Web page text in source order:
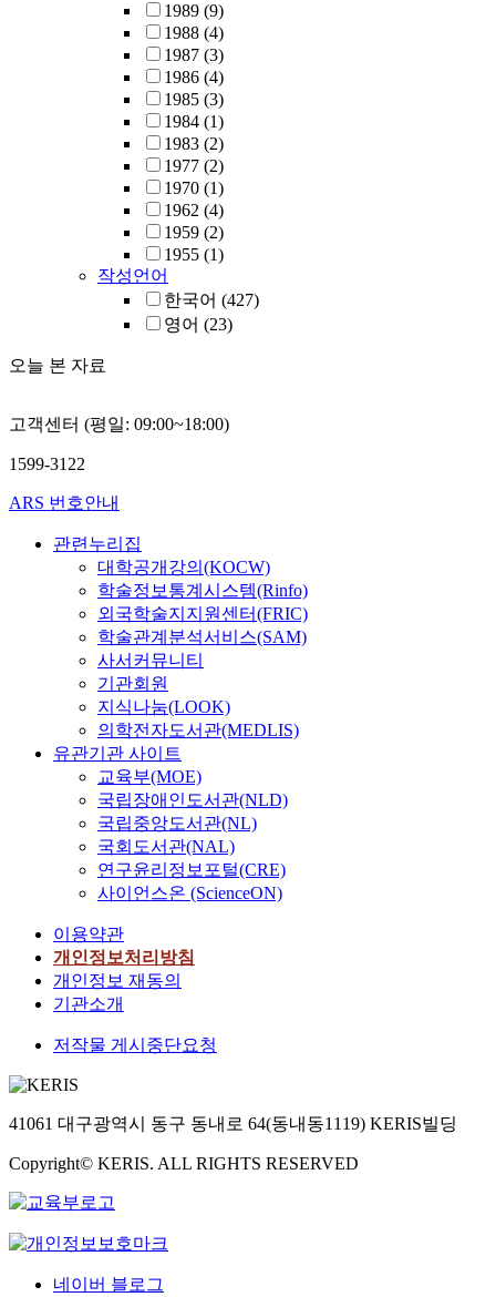
1989 (9)
1988 (4)
1987 (3)
1986 (4)
1985 (3)
1984 (1)
1983 (2)
1977 (2)
1970 (1)
1962 (4)
1959 (2)
1955 (1)
작성언어
한국어 (427)
영어 (23)
오늘 본 자료
고객센터 (평일: 09:00~18:00)
1599-3122
ARS 번호안내
관련누리집
대학공개강의(KOCW)
학술정보통계시스템(Rinfo)
외국학술지지원센터(FRIC)
학술관계분석서비스(SAM)
사서커뮤니티
기관회원
지식나눔(LOOK)
의학전자도서관(MEDLIS)
유관기관 사이트
교육부(MOE)
국립장애인도서관(NLD)
국립중앙도서관(NL)
국회도서관(NAL)
연구윤리정보포털(CRE)
사이언스온 (ScienceON)
이용약관
개인정보처리방침
개인정보 재동의
기관소개
저작물 게시중단요청
41061 대구광역시 동구 동내로 64(동내동1119) KERIS빌딩
Copyright© KERIS. ALL RIGHTS RESERVED
네이버 블로그